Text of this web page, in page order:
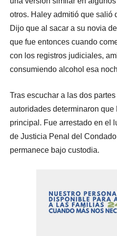
otros. Haley admitió que salió
Dijo que al sacar a su novia
que fue entonces cuando
con los registros judiciales,
consumiendo alcohol esa
Tras escuchar a las dos
autoridades determinaron que
principal. Fue arrestado en el
de Justicia Penal del
permanece bajo custodia.